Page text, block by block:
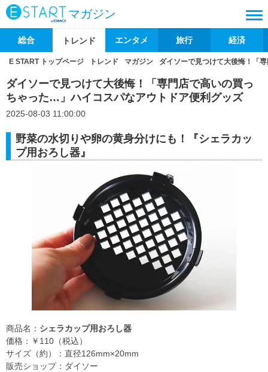
マガジン
総合 トレンド エンタメ 旅行 経済
E START トップページ トレンド マガジン ダイソーで見つけて大後悔！「
ダイソーで見つけて大後悔！「専門店で高いの買っ
ちゃった…」ハイコスパなアウトドア便利グッズ
2025-08-03 11:00:00
野菜の水切りや卵の黄身分けにも！『シェラカッ
プ用おろし器』
商品名： シェラカップ用おろし器
価格：￥110（税込）
サイズ（約）：直径126mm×20mm
販売ショップ：ダイソー